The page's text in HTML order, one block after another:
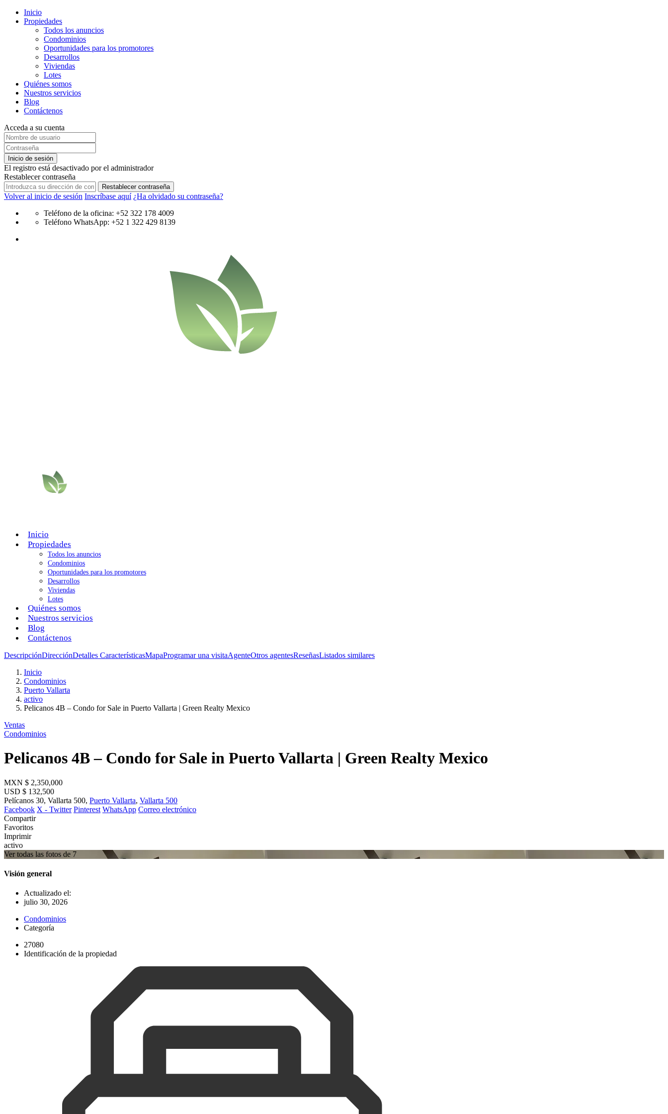
Inicio
Propiedades
Todos los anuncios
Condominios
Oportunidades para los promotores
Desarrollos
Viviendas
Lotes
Quiénes somos
Nuestros servicios
Blog
Contáctenos
Acceda a su cuenta
Inicio de sesión
El registro está desactivado por el administrador
Restablecer contraseña
Restablecer contraseña
Volver al inicio de sesión Inscríbase aquí ¿Ha olvidado su contraseña?
Teléfono de la oficina: +52 322 178 4009
Teléfono WhatsApp: +52 1 322 429 8139
Inicio
Propiedades
Todos los anuncios
Condominios
Oportunidades para los promotores
Desarrollos
Viviendas
Lotes
Quiénes somos
Nuestros servicios
Blog
Contáctenos
DescripciónDirecciónDetalles CaracterísticasMapaProgramar una visitaAgenteOtros agentesReseñasListados similares
Inicio
Condominios
Puerto Vallarta
activo
Pelicanos 4B – Condo for Sale in Puerto Vallarta | Green Realty Mexico
Ventas
Condominios
Pelicanos 4B – Condo for Sale in Puerto Vallarta | Green Realty Mexico
MXN $ 2,350,000
USD $ 132,500
Pelícanos 30, Vallarta 500, Puerto Vallarta, Vallarta 500
Facebook X - Twitter Pinterest WhatsApp Correo electrónico
Compartir
Favoritos
Imprimir
activo
Ver todas las fotos de 7
Visión general
Actualizado el:
julio 30, 2026
Condominios
Categoría
27080
Identificación de la propiedad